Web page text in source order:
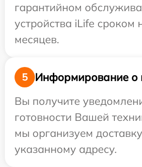
гарантийном
устройства iLife сроком
месяцев.
5
Информирование о
Вы получите
готовности Вашей
мы организуем
указанному адресу.